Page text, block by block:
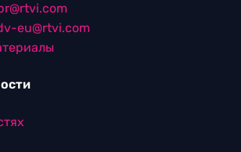
eu@rtvi.com